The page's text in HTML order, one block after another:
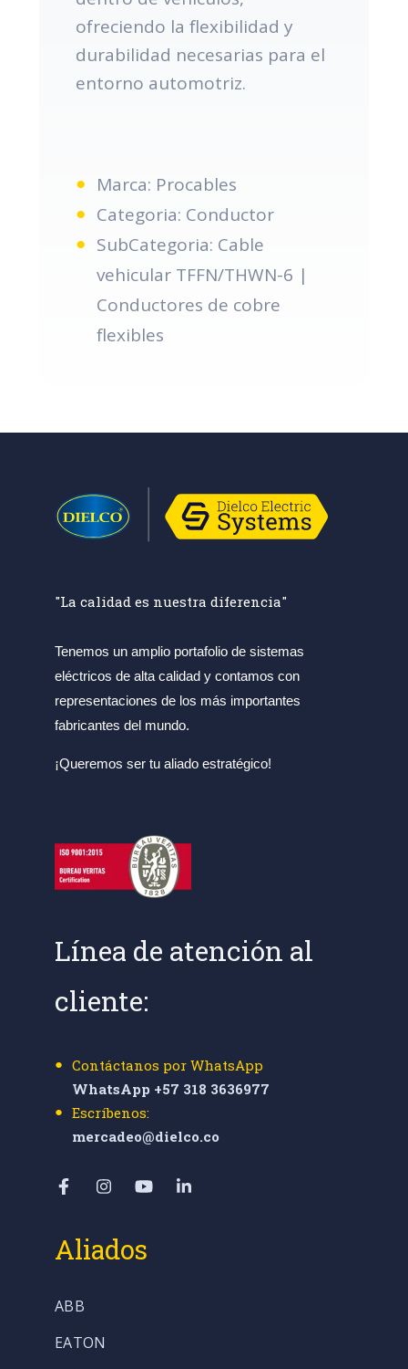
ofreciendo la flexibilidad y
durabilidad necesarias para el
entorno automotriz.
Marca: Procables
Categoria: Conductor
SubCategoria: Cable
vehicular TFFN/THWN-6 |
Conductores de cobre
flexibles
"La calidad es nuestra diferencia"
Tenemos un amplio portafolio de sistemas
eléctricos de alta calidad y contamos con
representaciones de los más importantes
fabricantes del mundo.
¡Queremos ser tu aliado estratégico!
Línea de atención al
cliente:
Contáctanos por WhatsApp
WhatsApp +57 318 3636977
Escríbenos:
mercadeo@dielco.co
Aliados
ABB
EATON